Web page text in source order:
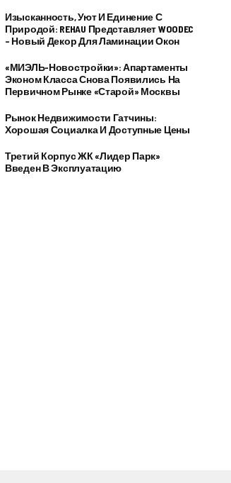
Изысканность, Уют И Единение С
Природой: REHAU Представляет WOODEC
– Новый Декор Для Ламинации Окон
«МИЭЛЬ-Новостройки»: Апартаменты
Эконом Класса Снова Появились На
Первичном Рынке «старой» Москвы
Рынок Недвижимости Гатчины:
Хорошая Социалка И Доступные Цены
Третий Корпус ЖК «Лидер Парк»
Введен В Эксплуатацию